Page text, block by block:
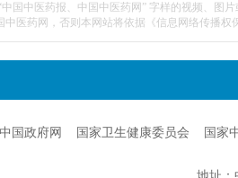
中国中医药报、中国中医药网” 字样的视频、图
中医药网，否则本网站将依据《信息网络传播权
中国政府网 国家卫生健康委员会 国家